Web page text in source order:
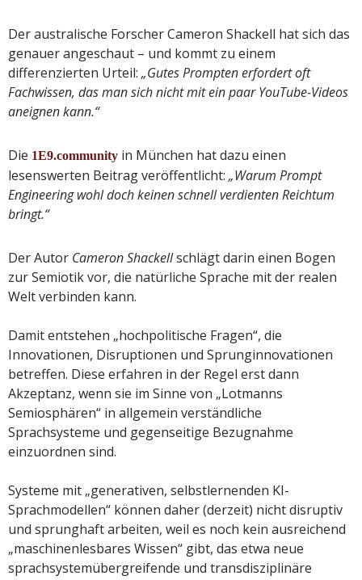
Der australische Forscher Cameron Shackell hat sich das
genauer angeschaut – und kommt zu einem
differenzierten Urteil: „Gutes Prompten erfordert oft
Fachwissen, das man sich nicht mit ein paar YouTube-Videos
aneignen kann.“
Die 1E9.community in München hat dazu einen
lesenswerten Beitrag veröffentlicht: „Warum Prompt
Engineering wohl doch keinen schnell verdienten Reichtum
bringt.“
Der Autor Cameron Shackellschlägt darin einen Bogen
zur Semiotik vor, die natürliche Sprache mit der realen
Welt verbinden kann.
Damit entstehen „hochpolitische Fragen“, die
Innovationen, Disruptionen und Sprunginnovationen
betreffen. Diese erfahren in der Regel erst dann
Akzeptanz, wenn sie im Sinne von „Lotmanns
Semiosphären“ in allgemein verständliche
Sprachsysteme und gegenseitige Bezugnahme
einzuordnen sind.
Systeme mit „generativen, selbstlernenden KI-
Sprachmodellen“ können daher (derzeit) nicht disruptiv
und sprunghaft arbeiten, weil es noch kein ausreichend
„maschinenlesbares Wissen“ gibt, das etwa neue
sprachsystemübergreifende und transdisziplinäre